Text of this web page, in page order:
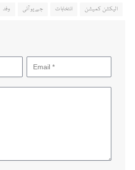
الیکشن کمیشن انتخابات جے یو آئی وفد